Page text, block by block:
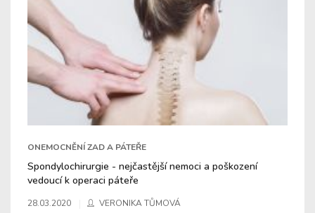
ONEMOCNĚNÍ ZAD A PÁTEŘE
Spondylochirurgie - nejčastější nemoci a poškození
vedoucí k operaci páteře
28.03.2020 VERONIKA TŮMOVÁ